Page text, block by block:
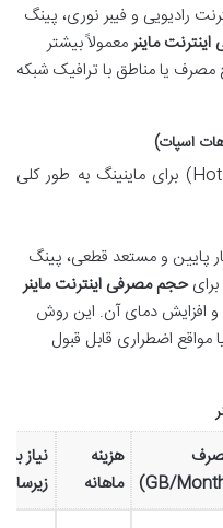
رادیویی و فیبر نوری، پینگ
ماینرمعمولاً بیشتر
یا مناطق با ترافیک شبکه
استفاده از اینترنت گوشی همراه (Hotspot) برای ماینینگ به طور کلی
پایین و مستعد قطعی، پینگ
برایحجم مصرفی اینترنت ماینر
و افزایش دمای آن. این روش
اضطراری قابل قبول
هزینه
ماهانه
نیاز به